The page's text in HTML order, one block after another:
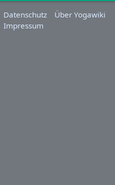
Datenschutz
Über Yogawiki
Impressum